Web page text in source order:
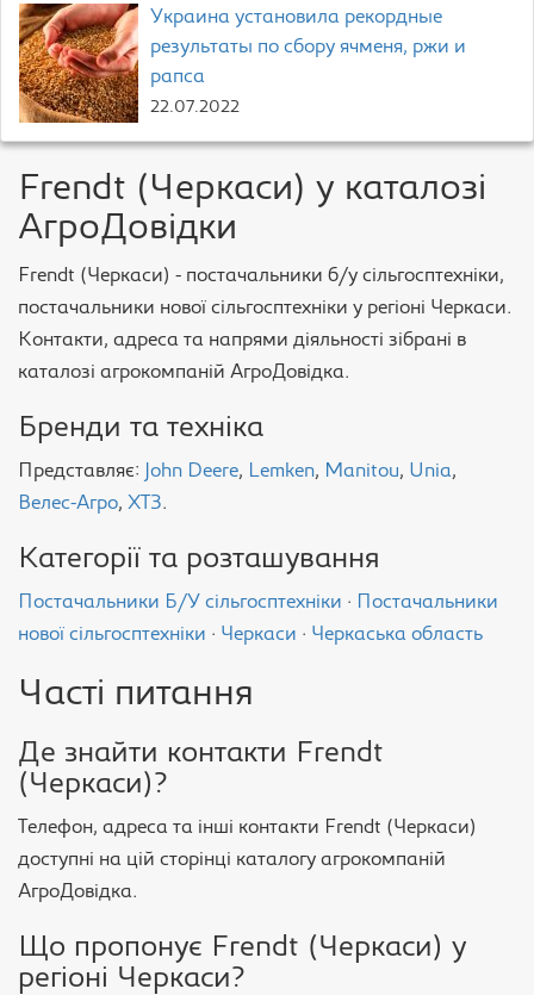
Украина установила рекордные
результаты по сбору ячменя, ржи и
рапса
22.07.2022
Frendt (Черкаси) у каталозі
АгроДовідки
Frendt (Черкаси) - постачальники б/у сільгосптехніки,
постачальники нової сільгосптехніки у регіоні Черкаси.
Контакти, адреса та напрями діяльності зібрані в
каталозі агрокомпаній АгроДовідка.
Бренди та техніка
Представляє: John Deere, Lemken, Manitou, Unia,
Велес-Агро, ХТЗ.
Категорії та розташування
Постачальники Б/У сільгосптехніки ·
Постачальники
нової сільгосптехніки · Черкаси · Черкаська область
Часті питання
Де знайти контакти Frendt
(Черкаси)?
Телефон, адреса та інші контакти Frendt (Черкаси)
доступні на цій сторінці каталогу агрокомпаній
АгроДовідка.
Що пропонує Frendt (Черкаси) у
регіоні Черкаси?